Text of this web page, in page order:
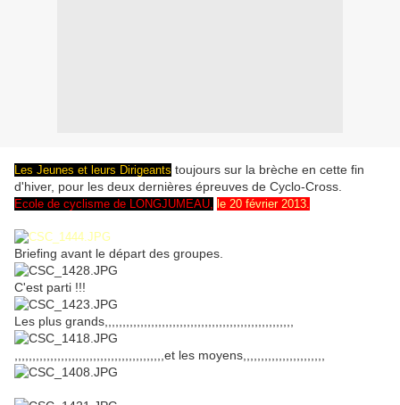
Les Jeunes et leurs Dirigeants toujours sur la brèche en cette fin
d'hiver, pour les deux dernières épreuves de Cyclo-Cross.
Ecole de cyclisme de LONGJUMEAU, le 20 février 2013.
Briefing avant le départ des groupes.
C'est parti !!!
Les plus grands,,,,,,,,,,,,,,,,,,,,,,,,,,,,,,,,,,,,,,,,,,,,,,,,,,,,,
,,,,,,,,,,,,,,,,,,,,,,,,,,,,,,,,,,,,,,,,,,et les moyens,,,,,,,,,,,,,,,,,,,,,,,